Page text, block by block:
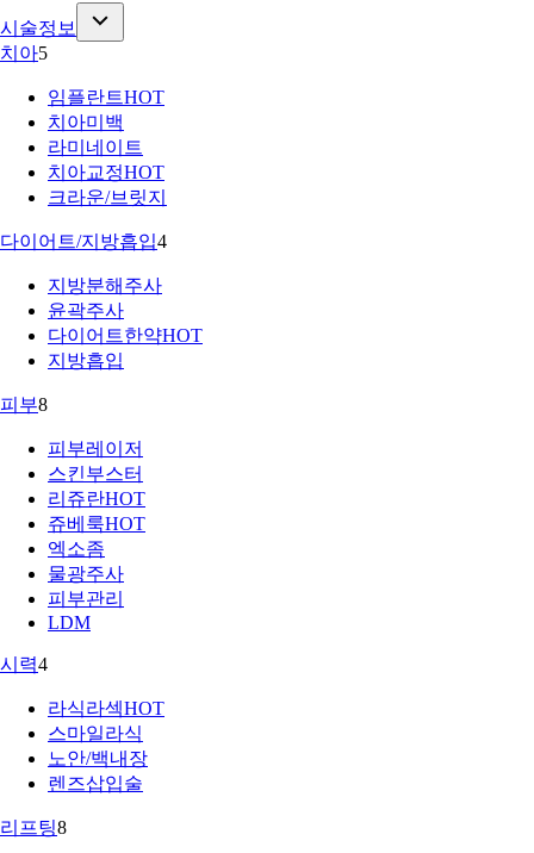
시술정보
치아5
임플란트HOT
치아미백
라미네이트
치아교정HOT
크라운/브릿지
다이어트/지방흡입4
지방분해주사
윤곽주사
다이어트한약HOT
지방흡입
피부8
피부레이저
스킨부스터
리쥬란HOT
쥬베룩HOT
엑소좀
물광주사
피부관리
LDM
시력4
라식라섹HOT
스마일라식
노안/백내장
렌즈삽입술
리프팅8